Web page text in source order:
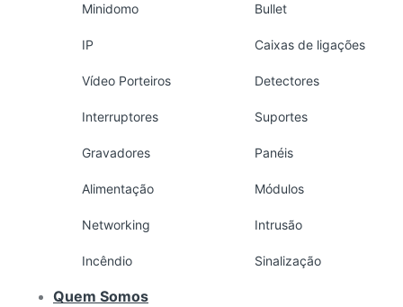
Minidomo Bullet
IP Caixas de ligações
Vídeo Porteiros Detectores
Interruptores Suportes
Gravadores Panéis
Alimentação Módulos
Networking Intrusão
Incêndio Sinalização
Quem Somos